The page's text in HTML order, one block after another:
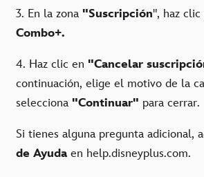
3. En la zona "Suscripción", haz clic
Combo+.
4. Haz clic en "Cancelar
continuación, elige el motivo de la
selecciona "Continuar" para cerrar.
Si tienes alguna pregunta adicional,
de Ayudaen help.disneyplus.com.